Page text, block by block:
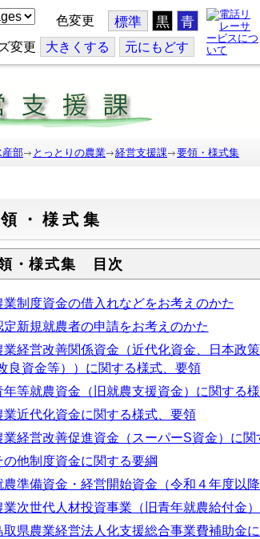
色変更 標準 黒 青
変更 大きくする 元にもどす
産部 とっとりの農業 経営支援課 要領・様式集
・様式集
・様式集 目次
業制度資金の借入れなどをお考えのかた
定新規就農者の申請をお考えのかた
業経営改善関係資金（近代化資金、日本政
良資金等））に関する様式、要領
年等就農資金（旧就農支援資金）に関する
業近代化資金に関する様式、要領
業経営改善促進資金（スーパーS資金）に関
の他制度資金に関する要綱
農準備資金・経営開始資金（令和４年度以
業次世代人材投資事業（旧青年就農給付金
取県農業経営法人化支援総合事業費補助金